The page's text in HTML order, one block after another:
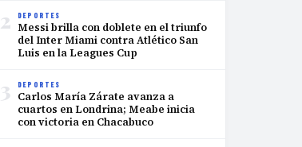
2 DEPORTES
Messi brilla con doblete en el triunfo
del Inter Miami contra Atlético San
Luis en la Leagues Cup
3 DEPORTES
Carlos María Zárate avanza a
cuartos en Londrina; Meabe inicia
con victoria en Chacabuco